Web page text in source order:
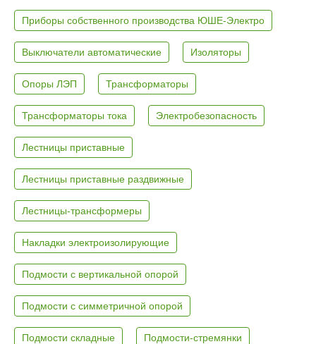
Приборы собственного производства ЮШЕ-Электро
Выключатели автоматические Изоляторы
Опоры ЛЭП Трансформаторы
Трансформаторы тока Электробезопасность
Лестницы приставные
Лестницы приставные раздвижные
Лестницы-трансформеры
Накладки электроизолирующие
Подмости с вертикальной опорой
Подмости с симметричной опорой
Подмости складные Подмости-стремянки